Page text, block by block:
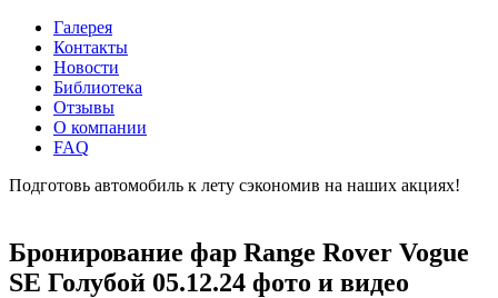
Галерея
Контакты
Новости
Библиотека
Отзывы
О компании
FAQ
Подготовь автомобиль к лету сэкономив на наших акциях!
Бронирование фар Range Rover Vogue
SE Голубой 05.12.24 фото и видео